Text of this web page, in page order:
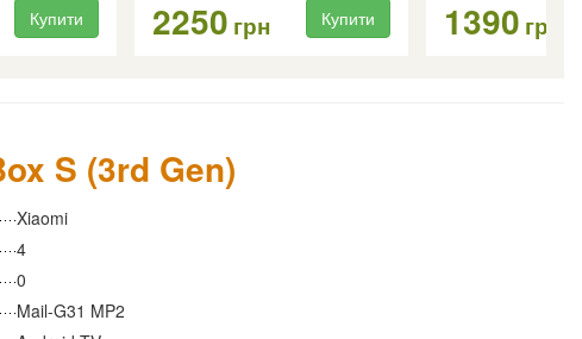
Купити 2250 грн Купити 1390 грн
S (3rd Gen)
Xiaomi
4
0
Mail-G31 MP2